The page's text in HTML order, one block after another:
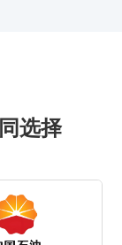
选择